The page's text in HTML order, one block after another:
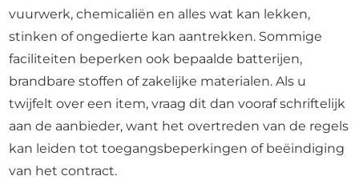
vuurwerk, chemicaliën en alles wat kan lekken,
stinken of ongedierte kan aantrekken. Sommige
faciliteiten beperken ook bepaalde batterijen,
brandbare stoffen of zakelijke materialen. Als u
twijfelt over een item, vraag dit dan vooraf schriftelijk
aan de aanbieder, want het overtreden van de regels
kan leiden tot toegangsbeperkingen of beëindiging
van het contract.